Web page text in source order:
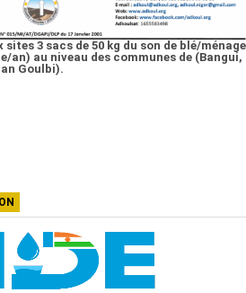
3 sacs de 50 kg du son de blé/ménage
an) au niveau des communes de (Bangui,
Goulbi).